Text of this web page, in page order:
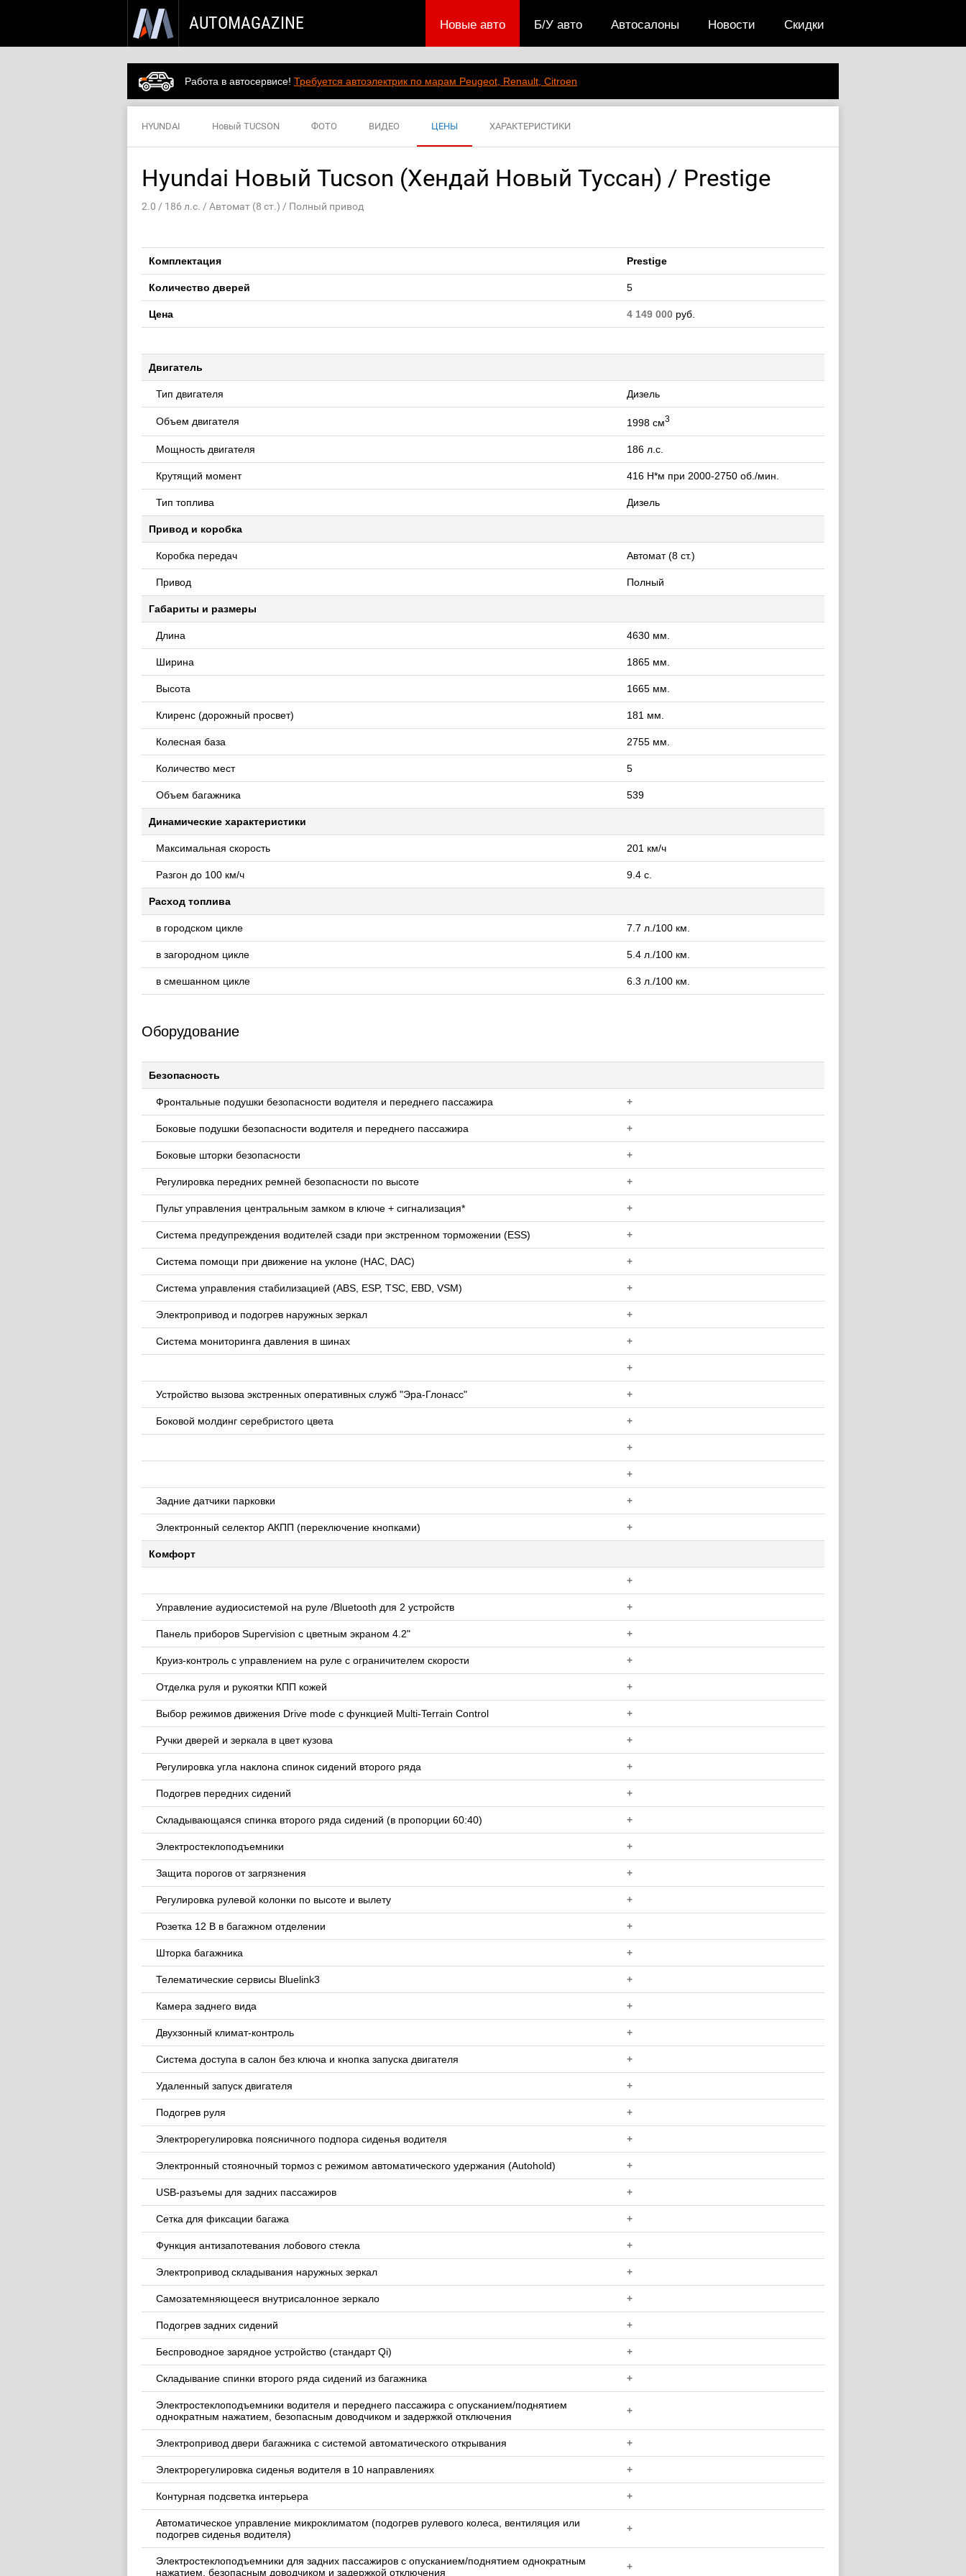
AUTOMAGAZINE Скидки
Новости
Автосалоны
Б/У авто
Новые авто
Работа в автосервисе! Требуется автоэлектрик по марам Peugeot, Renault, Citroen
HYUNDAI Новый TUCSON ФОТО ВИДЕО ЦЕНЫ ХАРАКТЕРИСТИКИ
Hyundai Новый Tucson (Хендай Новый Туссан) / Prestige
2.0 / 186 л.с. / Автомат (8 ст.) / Полный привод
Комплектация Prestige
Количество дверей 5
Цена 4 149 000 руб.
Двигатель
Тип двигателя Дизель
Объем двигателя 1998 см3
Мощность двигателя 186 л.с.
Крутящий момент 416 Н*м при 2000-2750 об./мин.
Тип топлива Дизель
Привод и коробка
Коробка передач Автомат (8 ст.)
Привод Полный
Габариты и размеры
Длина 4630 мм.
Ширина 1865 мм.
Высота 1665 мм.
Клиренс (дорожный просвет) 181 мм.
Колесная база 2755 мм.
Количество мест 5
Объем багажника 539
Динамические характеристики
Максимальная скорость 201 км/ч
Разгон до 100 км/ч 9.4 с.
Расход топлива
в городском цикле 7.7 л./100 км.
в загородном цикле 5.4 л./100 км.
в смешанном цикле 6.3 л./100 км.
Оборудование
Безопасность
Фронтальные подушки безопасности водителя и переднего пассажира +
Боковые подушки безопасности водителя и переднего пассажира +
Боковые шторки безопасности +
Регулировка передних ремней безопасности по высоте +
Пульт управления центральным замком в ключе + сигнализация* +
Система предупреждения водителей сзади при экстренном торможении (ESS) +
Система помощи при движение на уклоне (HAC, DAC) +
Система управления стабилизацией (ABS, ESP, TSC, EBD, VSM) +
Электропривод и подогрев наружных зеркал +
Система мониторинга давления в шинах +
+
Устройство вызова экстренных оперативных служб "Эра-Глонасс" +
Боковой молдинг серебристого цвета +
+
+
Задние датчики парковки +
Электронный селектор АКПП (переключение кнопками) +
Комфорт
+
Управление аудиосистемой на руле /Bluetooth для 2 устройств +
Панель приборов Supervision с цветным экраном 4.2" +
Круиз-контроль с управлением на руле с ограничителем скорости +
Отделка руля и рукоятки КПП кожей +
Выбор режимов движения Drive modе с функцией Multi-Terrain Control +
Ручки дверей и зеркала в цвет кузова +
Регулировка угла наклона спинок сидений второго ряда +
Подогрев передних сидений +
Складывающаяся спинка второго ряда сидений (в пропорции 60:40) +
Электростеклоподъемники +
Защита порогов от загрязнения +
Регулировка рулевой колонки по высоте и вылету +
Розетка 12 В в багажном отделении +
Шторка багажника +
Телематические сервисы Bluelink3 +
Камера заднего вида +
Двухзонный климат-контроль +
Система доступа в салон без ключа и кнопка запуска двигателя +
Удаленный запуск двигателя +
Подогрев руля +
Электрорегулировка поясничного подпора сиденья водителя +
Электронный стояночный тормоз с режимом автоматического удержания (Autohold) +
USB-разъемы для задних пассажиров +
Сетка для фиксации багажа +
Функция антизапотевания лобового стекла +
Электропривод складывания наружных зеркал +
Самозатемняющееся внутрисалонное зеркало +
Подогрев задних сидений +
Беспроводное зарядное устройство (стандарт Qi) +
Складывание спинки второго ряда сидений из багажника +
Электростеклоподъемники водителя и переднего пассажира с опусканием/поднятием
однократным нажатием, безопасным доводчиком и задержкой отключения
+
Электропривод двери багажника с системой автоматического открывания +
Электрорегулировка сиденья водителя в 10 направлениях +
Контурная подсветка интерьера +
Автоматическое управление микроклиматом (подогрев рулевого колеса, вентиляция или
подогрев сиденья водителя)
+
Электростеклоподъемники для задних пассажиров с опусканием/поднятием однократным
нажатием, безопасным доводчиком и задержкой отключения
+